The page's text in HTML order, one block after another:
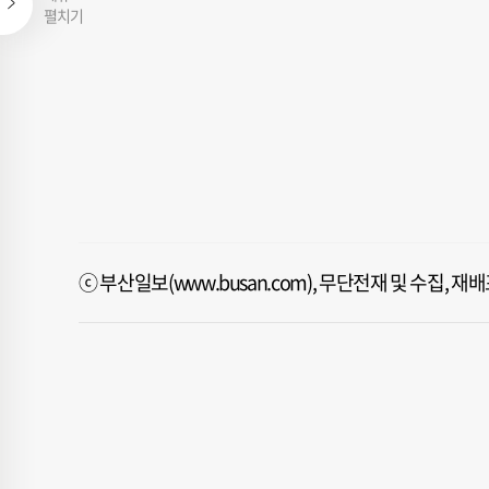
펼치기
ⓒ 부산일보(www.busan.com), 무단전재 및 수집, 재